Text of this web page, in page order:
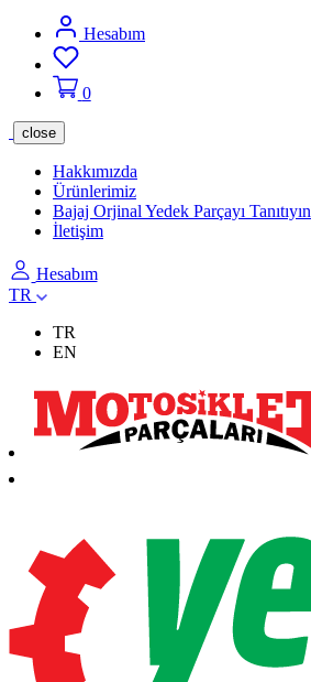
Hesabım
0
close
Hakkımızda
Ürünlerimiz
Bajaj Orjinal Yedek Parçayı Tanıtıyın
İletişim
Hesabım
TR
TR
EN